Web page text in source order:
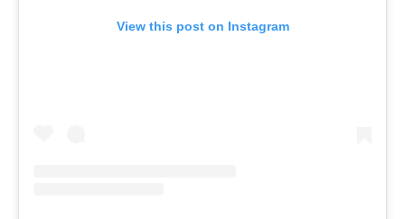
View this post on Instagram